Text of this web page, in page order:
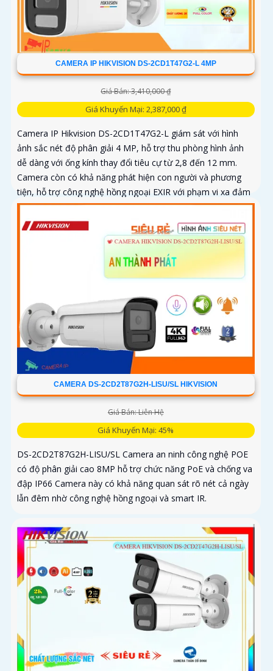
CAMERA IP HIKVISION DS-2CD1T47G2-L 4MP
Giá Bán: 3,410,000 ₫
Giá Khuyến Mại: 2,387,000 ₫
Camera IP Hikvision DS-2CD1T47G2-L giám sát với hình
ảnh sắc nét độ phân giải 4 MP, hỗ trợ thu phòng hình ảnh
dễ dàng với ống kính thay đổi tiêu cự từ 2,8 đến 12 mm.
Camera còn có khả năng phát hiện con người và phương
tiện, hỗ trợ công nghệ hồng ngoại EXIR với phạm vi xa đảm
bảo quan sát an ninh hiệu quả
CAMERA DS-2CD2T87G2H-LISU/SL HIKVISION
Giá Bán: Liên Hệ
Giá Khuyến Mại: 45%
DS-2CD2T87G2H-LISU/SL Camera an ninh công nghệ POE
có độ phân giải cao 8MP hỗ trợ chức năng PoE và chống va
đập IP66 Camera này có khả năng quan sát rõ nét cả ngày
lẫn đêm nhờ công nghệ hồng ngoại và smart IR.